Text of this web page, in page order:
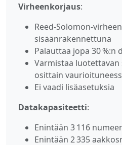
Virheenkorjaus:
sisäänrakennettuna
Palauttaa jopa 30 %:n
Varmistaa luotettavan
osittain
Ei vaadi lisäasetuksia
Datakapasiteetti:
Enintään 3 116
Enintään 2 335